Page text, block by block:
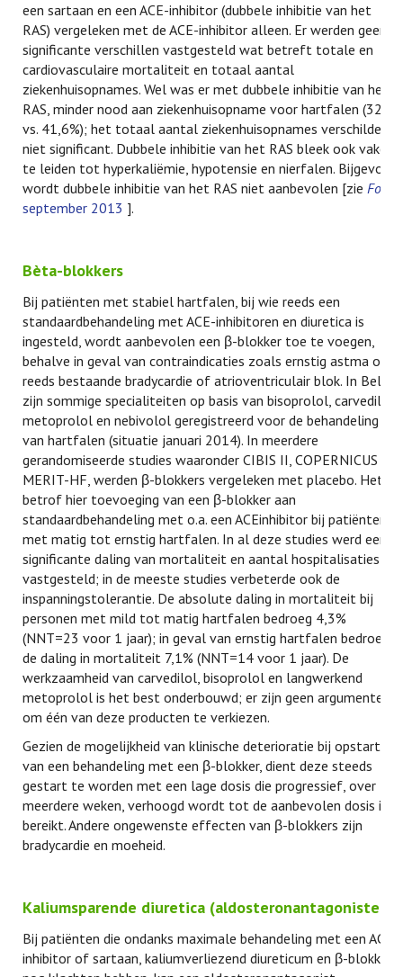
een sartaan en een ACE-inhibitor (dubbele inhibitie van het
RAS) vergeleken met de ACE-inhibitor alleen. Er werden geen
significante verschillen vastgesteld wat betreft totale en
cardiovasculaire mortaliteit en totaal aantal
ziekenhuisopnames. Wel was er met dubbele inhibitie van het
RAS, minder nood aan ziekenhuisopname voor hartfalen (32,6
vs. 41,6%); het totaal aantal ziekenhuisopnames verschilde
niet significant. Dubbele inhibitie van het RAS bleek ook vaker
te leiden tot hyperkaliëmie, hypotensie en nierfalen. Bijgevolg
wordt dubbele inhibitie van het RAS niet aanbevolen [zie Folia
september 2013 ].
Bèta-blokkers
Bij patiënten met stabiel hartfalen, bij wie reeds een
standaardbehandeling met ACE-inhibitoren en diuretica is
ingesteld, wordt aanbevolen een β-blokker toe te voegen,
behalve in geval van contraindicaties zoals ernstig astma of
reeds bestaande bradycardie of atrioventriculair blok. In België
zijn sommige specialiteiten op basis van bisoprolol, carvedilol,
metoprolol en nebivolol geregistreerd voor de behandeling
van hartfalen (situatie januari 2014). In meerdere
gerandomiseerde studies waaronder CIBIS II, COPERNICUS en
MERIT-HF, werden β-blokkers vergeleken met placebo. Het
betrof hier toevoeging van een β-blokker aan
standaardbehandeling met o.a. een ACEinhibitor bij patiënten
met matig tot ernstig hartfalen. In al deze studies werd een
significante daling van mortaliteit en aantal hospitalisaties
vastgesteld; in de meeste studies verbeterde ook de
inspanningstolerantie. De absolute daling in mortaliteit bij
personen met mild tot matig hartfalen bedroeg 4,3%
(NNT=23 voor 1 jaar); in geval van ernstig hartfalen bedroeg
de daling in mortaliteit 7,1% (NNT=14 voor 1 jaar). De
werkzaamheid van carvedilol, bisoprolol en langwerkend
metoprolol is het best onderbouwd; er zijn geen argumenten
om één van deze producten te verkiezen.
Gezien de mogelijkheid van klinische deterioratie bij opstarten
van een behandeling met een β-blokker, dient deze steeds
gestart te worden met een lage dosis die progressief, over
meerdere weken, verhoogd wordt tot de aanbevolen dosis is
bereikt. Andere ongewenste effecten van β-blokkers zijn
bradycardie en moeheid.
Kaliumsparende diuretica (aldosteronantagonisten)
Bij patiënten die ondanks maximale behandeling met een ACE-
inhibitor of sartaan, kaliumverliezend diureticum en β-blokker